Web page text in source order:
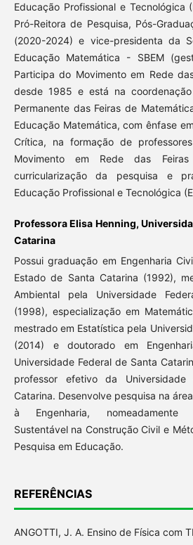
Educação Profissional e Tecnológica
Pró-Reitora de Pesquisa, Pós-
(2020-2024) e vice-presidenta da
Educação Matemática - SBEM
Participa do Movimento em Rede
desde 1985 e está na
Permanente das Feiras de
Educação Matemática, com ênfase
Crítica, na formação de
Movimento em Rede das
curricularização da pesquisa e
Educação Profissional e Tecnológica
Professora Elisa Henning,
Catarina
Possui graduação em Engenharia
Estado de Santa Catarina (1992),
Ambiental pela Universidade
(1998), especialização em
mestrado em Estatística pela
(2014) e doutorado em
Universidade Federal de Santa
professor efetivo da
Catarina. Desenvolve pesquisa na
à Engenharia, nomeadamente
Sustentável na Construção Civil e
Pesquisa em Educação.
REFERÊNCIAS
ANGOTTI, J. A. Ensino de Física com